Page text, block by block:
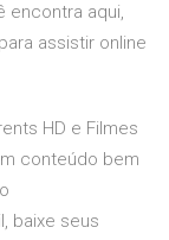
encontra aqui,
assistir online
HD e Filmes
conteúdo bem
baixe seus